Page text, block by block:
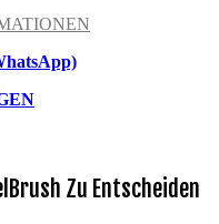
Zu Entscheiden